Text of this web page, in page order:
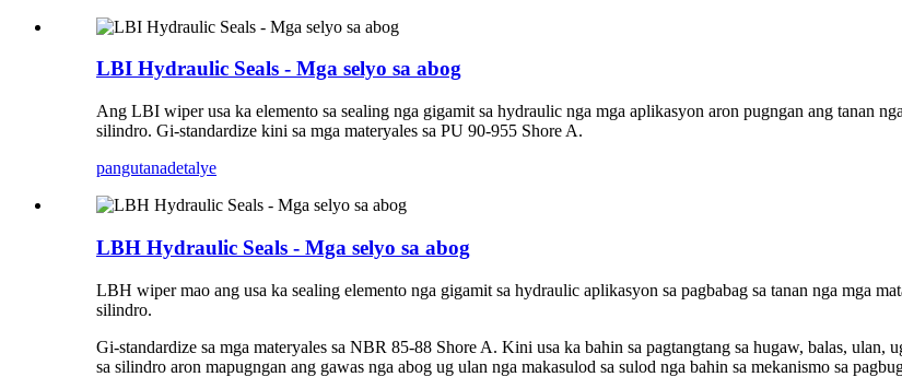
LBI Hydraulic Seals - Mga selyo sa abog
Ang LBI wiper usa ka elemento sa sealing nga gigamit sa hydraulic nga mga aplikasyon aron pugngan ang tanan
silindro. Gi-standardize kini sa mga materyales sa PU 90-955 Shore A.
pangutanadetalye
LBH Hydraulic Seals - Mga selyo sa abog
LBH wiper mao ang usa ka sealing elemento nga gigamit sa hydraulic aplikasyon sa pagbabag sa tanan nga mga
silindro.
Gi-standardize sa mga materyales sa NBR 85-88 Shore A. Kini usa ka bahin sa pagtangtang sa hugaw, balas,
sa silindro aron mapugngan ang gawas nga abog ug ulan nga makasulod sa sulod nga bahin sa mekanismo sa